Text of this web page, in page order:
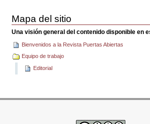
Mapa del sitio
Una visión general del contenido disponible en
Bienvenidos a la Revista Puertas Abiertas
Equipo de trabajo
Editorial